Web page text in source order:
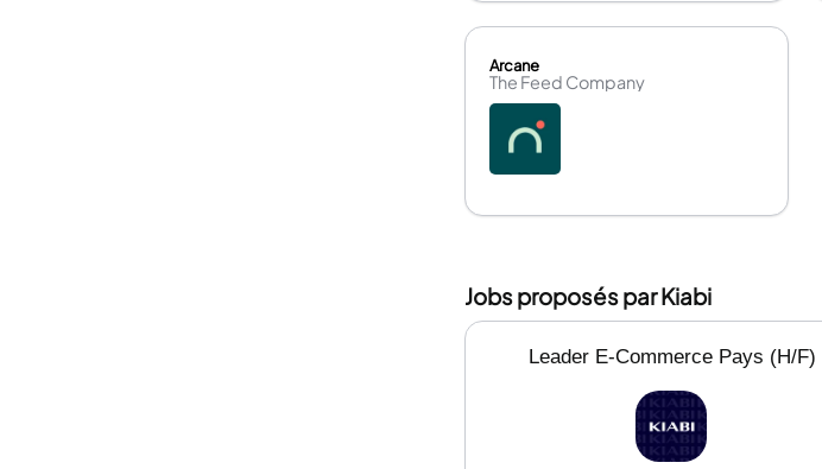
Arcane
The Feed Company
Jobs proposés par Kiabi
Leader E-Commerce Pays (H/F)